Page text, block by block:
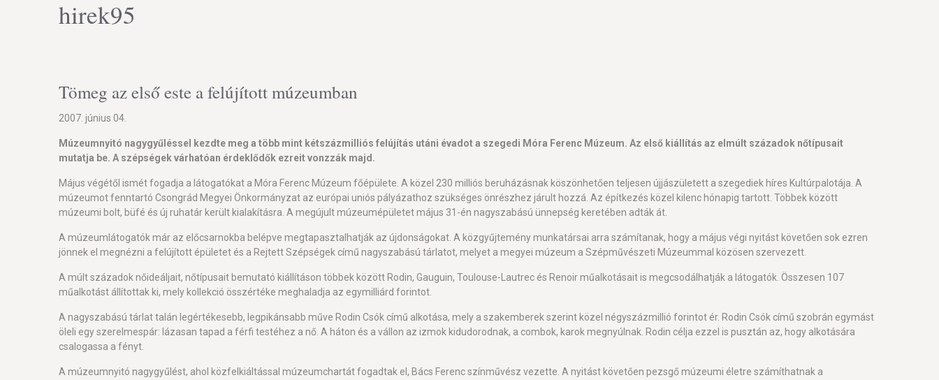
hirek95
Tömeg az első este a felújított múzeumban
2007. június 04.
Múzeumnyitó nagygyűléssel kezdte meg a több mint kétszázmilliós felújítás utáni évadot a szegedi Móra Ferenc Múzeum. Az első kiállítás az elmúlt századok nőtípusait
mutatja be. A szépségek várhatóan érdeklődők ezreit vonzzák majd.
Május végétől ismét fogadja a látogatókat a Móra Ferenc Múzeum főépülete. A közel 230 milliós beruházásnak köszönhetően teljesen újjászületett a szegediek híres Kultúrpalotája. A
múzeumot fenntartó Csongrád Megyei Önkormányzat az európai uniós pályázathoz szükséges önrészhez járult hozzá. Az építkezés közel kilenc hónapig tartott. Többek között
múzeumi bolt, büfé és új ruhatár került kialakításra. A megújult múzeumépületet május 31-én nagyszabású ünnepség keretében adták át.
A múzeumlátogatók már az előcsarnokba belépve megtapasztalhatják az újdonságokat. A közgyűjtemény munkatársai arra számítanak, hogy a május végi nyitást követően sok ezren
jönnek el megnézni a felújított épületet és a Rejtett Szépségek című nagyszabású tárlatot, melyet a megyei múzeum a Szépművészeti Múzeummal közösen szervezett.
A múlt századok nőideáljait, nőtípusait bemutató kiállításon többek között Rodin, Gauguin, Toulouse-Lautrec és Renoir műalkotásait is megcsodálhatják a látogatók. Összesen 107
műalkotást állítottak ki, mely kollekció összértéke meghaladja az egymilliárd forintot.
A nagyszabású tárlat talán legértékesebb, legpikánsabb műve Rodin Csók című alkotása, mely a szakemberek szerint közel négyszázmillió forintot ér. Rodin Csók című szobrán egymást
öleli egy szerelmespár: lázasan tapad a férfi testéhez a nő. A háton és a vállon az izmok kidudorodnak, a combok, karok megnyúlnak. Rodin célja ezzel is pusztán az, hogy alkotására
csalogassa a fényt.
A múzeumnyitó nagygyűlést, ahol közfelkiáltással múzeumchartát fogadtak el, Bács Ferenc színművész vezette. A nyitást követően pezsgő múzeumi életre számíthatnak a